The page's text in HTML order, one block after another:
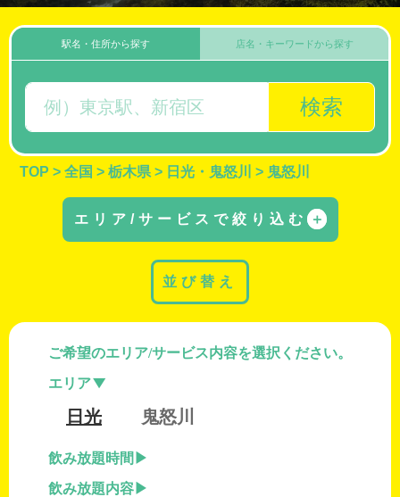
駅名・住所から探す
検索
店名・キーワードから探す
TOP > 全国 > 栃木県 > 日光・鬼怒川 > 鬼怒川
エリア/サービスで絞り込む ＋
ご希望のエリア/サービス内容を選択ください。
エリア
日光 鬼怒川
飲み放題時間
飲み放題内容
並び替え